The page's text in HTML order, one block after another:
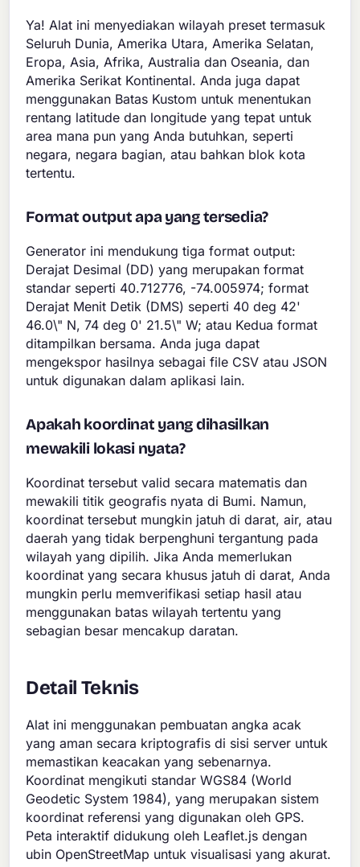
Ya! Alat ini menyediakan wilayah preset termasuk
Seluruh Dunia, Amerika Utara, Amerika Selatan,
Eropa, Asia, Afrika, Australia dan Oseania, dan
Amerika Serikat Kontinental. Anda juga dapat
menggunakan Batas Kustom untuk menentukan
rentang latitude dan longitude yang tepat untuk
area mana pun yang Anda butuhkan, seperti
negara, negara bagian, atau bahkan blok kota
tertentu.
Format output apa yang tersedia?
Generator ini mendukung tiga format output:
Derajat Desimal (DD) yang merupakan format
standar seperti 40.712776, -74.005974; format
Derajat Menit Detik (DMS) seperti 40 deg 42'
46.0\" N, 74 deg 0' 21.5\" W; atau Kedua format
ditampilkan bersama. Anda juga dapat
mengekspor hasilnya sebagai file CSV atau JSON
untuk digunakan dalam aplikasi lain.
Apakah koordinat yang dihasilkan
mewakili lokasi nyata?
Koordinat tersebut valid secara matematis dan
mewakili titik geografis nyata di Bumi. Namun,
koordinat tersebut mungkin jatuh di darat, air, atau
daerah yang tidak berpenghuni tergantung pada
wilayah yang dipilih. Jika Anda memerlukan
koordinat yang secara khusus jatuh di darat, Anda
mungkin perlu memverifikasi setiap hasil atau
menggunakan batas wilayah tertentu yang
sebagian besar mencakup daratan.
Detail Teknis
Alat ini menggunakan pembuatan angka acak
yang aman secara kriptografis di sisi server untuk
memastikan keacakan yang sebenarnya.
Koordinat mengikuti standar WGS84 (World
Geodetic System 1984), yang merupakan sistem
koordinat referensi yang digunakan oleh GPS.
Peta interaktif didukung oleh Leaflet.js dengan
ubin OpenStreetMap untuk visualisasi yang akurat.